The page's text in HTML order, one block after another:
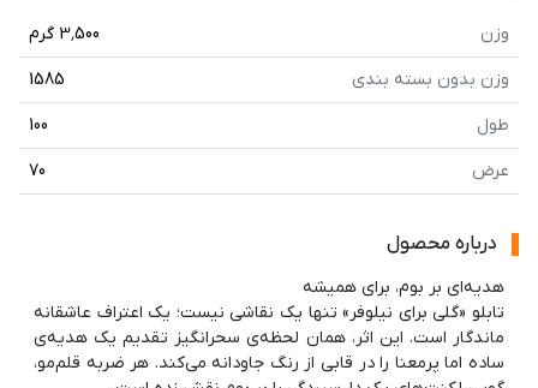
وزن
3٬500 گرم
وزن بدون بسته بندی
1585
طول
100
عرض
70
درباره محصول
تابلو «گلی برای نیلوفر» تنها یک نقاشی نیست؛ یک اعتراف عاشقانه
ماندگار است. این اثر، همان لحظه‌ی سحرانگیز تقدیم یک هدیه‌ی
ساده اما پرمعنا را در قابی از رنگ جاودانه می‌کند. هر ضربه قلم‌مو،